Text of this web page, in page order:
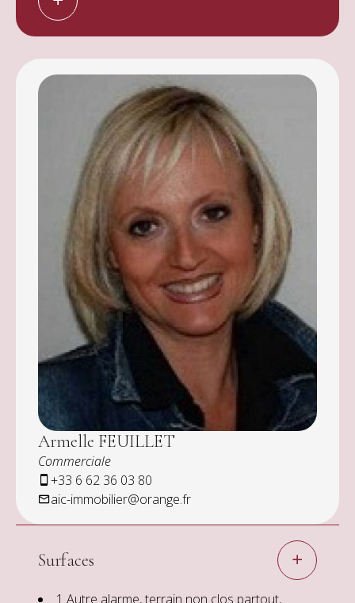
parcelle en restanques de 1400m². Elle se
cheminée accès terrasse, une suite parentale
avec salle de bains attenante, un bureau;
A l'étage, vous trouverez deux chambres, dont
une avec solarium, ainsi qu'une salle d'eau/wc. En
annexe la propriété dispose d'un garage. Villa
raccordée au tout à l'égout, environnement
calme avec vue imprenable sur la plaine et le
village de Fayence.
Armelle FEUILLET
Commerciale
+33 6 62 36 03 80
aic-immobilier@orange.fr
Surfaces
1 Autre alarme, terrain non clos partout,